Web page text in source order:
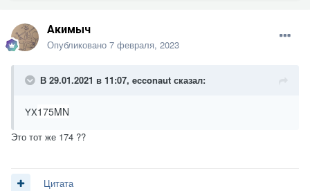
Акимыч
Опубликовано 7 февраля, 2023
В 29.01.2021 в 11:07, ecconaut сказал:
YX175MN
Это тот же 174 ??
Цитата